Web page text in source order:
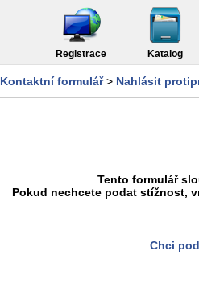
Registrace Katalog
Kontaktní formulář> Nahlásit
Tento formulář
Pokud nechcete podat stížnost,
Chci